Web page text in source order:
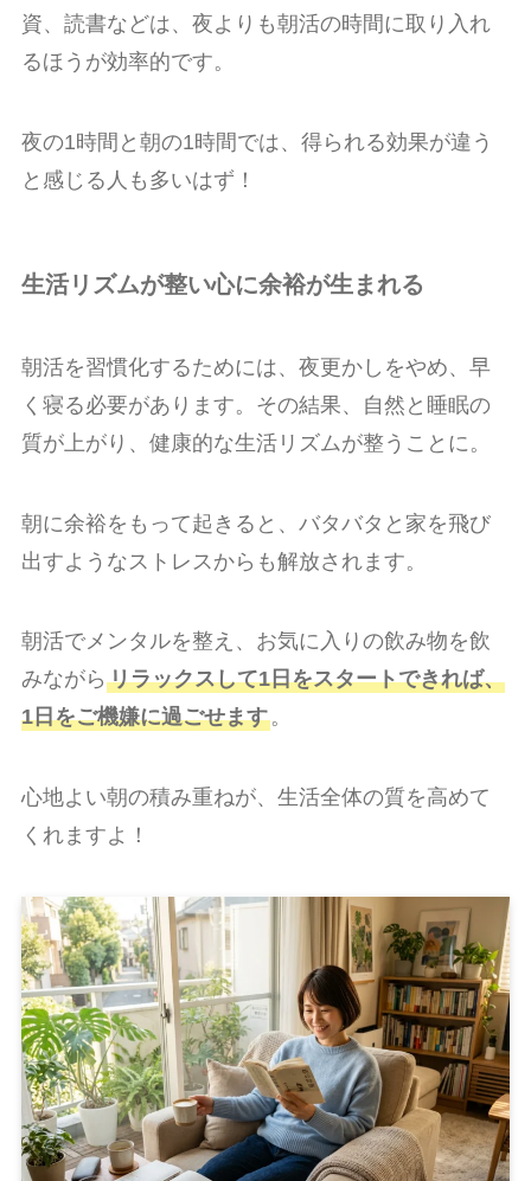
資、読書などは、夜よりも朝活の時間に取り入れ
るほうが効率的です。
夜の1時間と朝の1時間では、得られる効果が違う
と感じる人も多いはず！
生活リズムが整い心に余裕が生まれる
朝活を習慣化するためには、夜更かしをやめ、早
く寝る必要があります。その結果、自然と睡眠の
質が上がり、健康的な生活リズムが整うことに。
朝に余裕をもって起きると、バタバタと家を飛び
出すようなストレスからも解放されます。
朝活でメンタルを整え、お気に入りの飲み物を飲
みながら リラックスして1日をスタートできれば、
1日をご機嫌に過ごせます。
心地よい朝の積み重ねが、生活全体の質を高めて
くれますよ！